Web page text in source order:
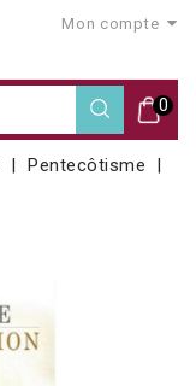
Mon compte
0
Pentecôtisme